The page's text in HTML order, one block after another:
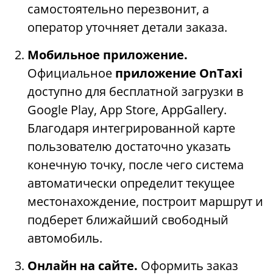
самостоятельно перезвонит, а
оператор уточняет детали заказа.
Мобильное приложение.
Официальное приложение OnTaxi
доступно для бесплатной загрузки в
Google Play, App Store, AppGallery.
Благодаря интегрированной карте
пользователю достаточно указать
конечную точку, после чего система
автоматически определит текущее
местонахождение, построит маршрут и
подберет ближайший свободный
автомобиль.
Онлайн на сайте. Оформить заказ